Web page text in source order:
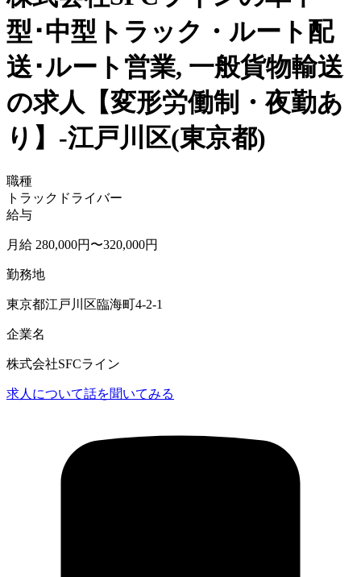
型･中型トラック・ルート配
送･ルート営業, 一般貨物輸送
の求人【変形労働制・夜勤あ
り】-江戸川区(東京都)
職種
トラックドライバー
給与
月給 280,000円〜320,000円
勤務地
東京都江戸川区臨海町4-2-1
企業名
株式会社SFCライン
求人について話を聞いてみる